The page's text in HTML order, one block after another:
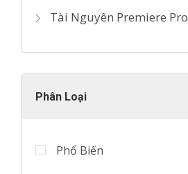
Tài Nguyên Premiere Pro
Phân Loại
Phổ Biến